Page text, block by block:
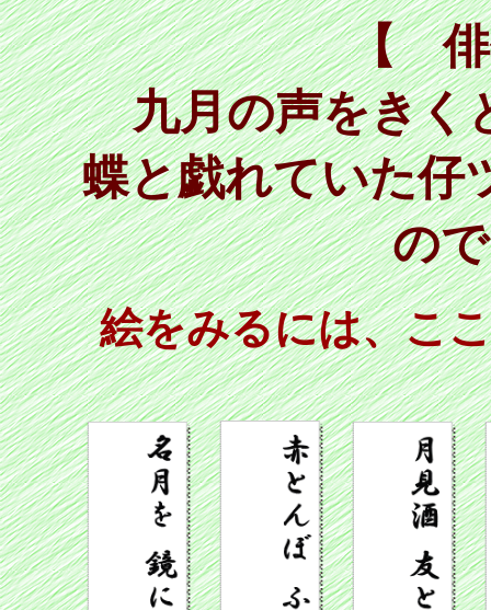
【
九月の声をきく
蝶と戯れていた仔
の
絵をみるには、こ